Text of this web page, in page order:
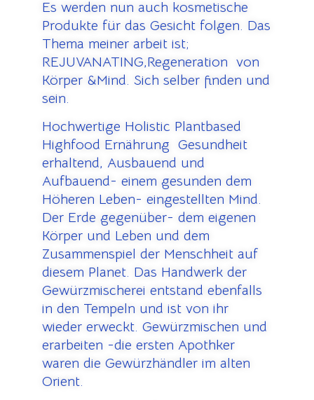
Es werden nun auch kosmetische
Produkte für das Gesicht folgen. Das
Thema meiner arbeit ist;
REJUVANATING,Regeneration von
Körper &Mind. Sich selber finden und
sein.
Hochwertige Holistic Plantbased
Highfood Ernährung Gesundheit
erhaltend, Ausbauend und
Aufbauend- einem gesunden dem
Höheren Leben- eingestellten Mind.
Der Erde gegenüber- dem eigenen
Körper und Leben und dem
Zusammenspiel der Menschheit auf
diesem Planet. Das Handwerk der
Gewürzmischerei entstand ebenfalls
in den Tempeln und ist von ihr
wieder erweckt. Gewürzmischen und
erarbeiten -die ersten Apothker
waren die Gewürzhändler im alten
Orient.